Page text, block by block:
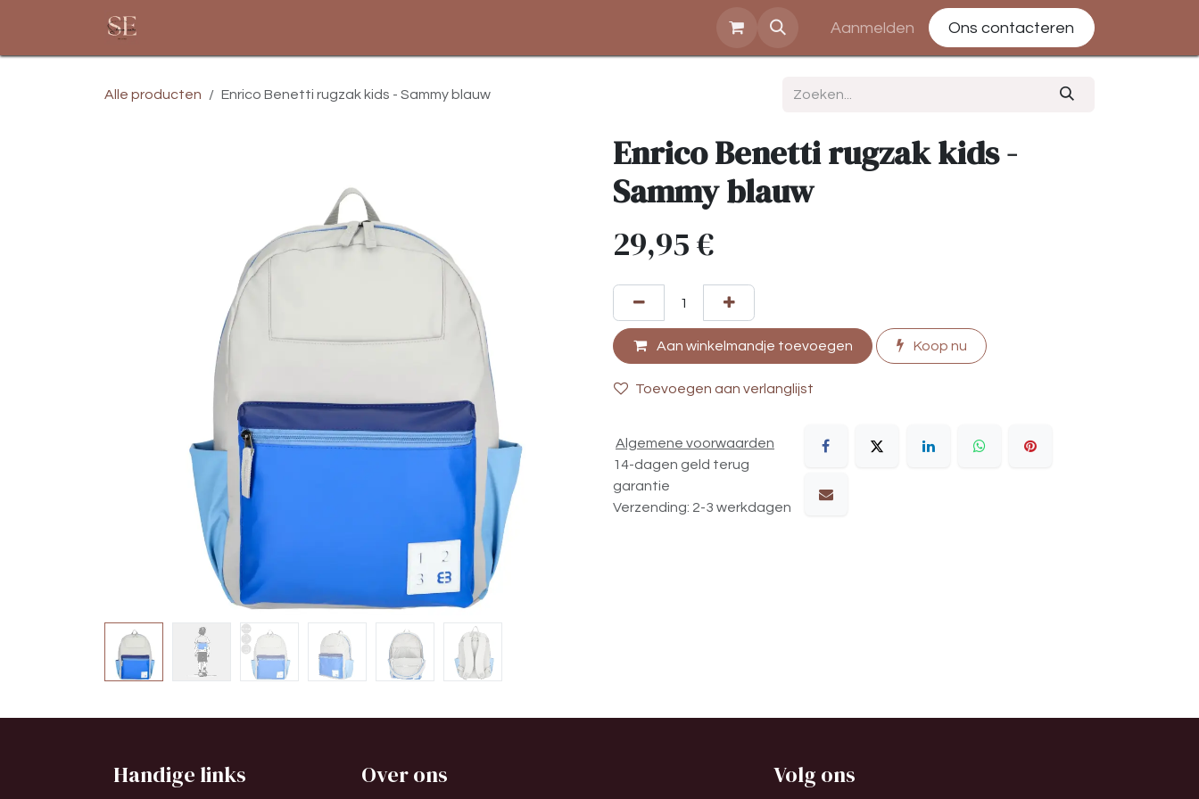
Shop Aanmelden Ons contacteren
Alle producten Enrico Benetti rugzak kids - Sammy blauw
Enrico Benetti rugzak kids -
Sammy blauw
29,95€
Aan winkelmandje toevoegen Koop nu
Toevoegen aan verlanglijst
Algemene voorwaarden
14-dagen geld terug
garantie
Verzending: 2-3 werkdagen
Handige links Volg ons
Over ons